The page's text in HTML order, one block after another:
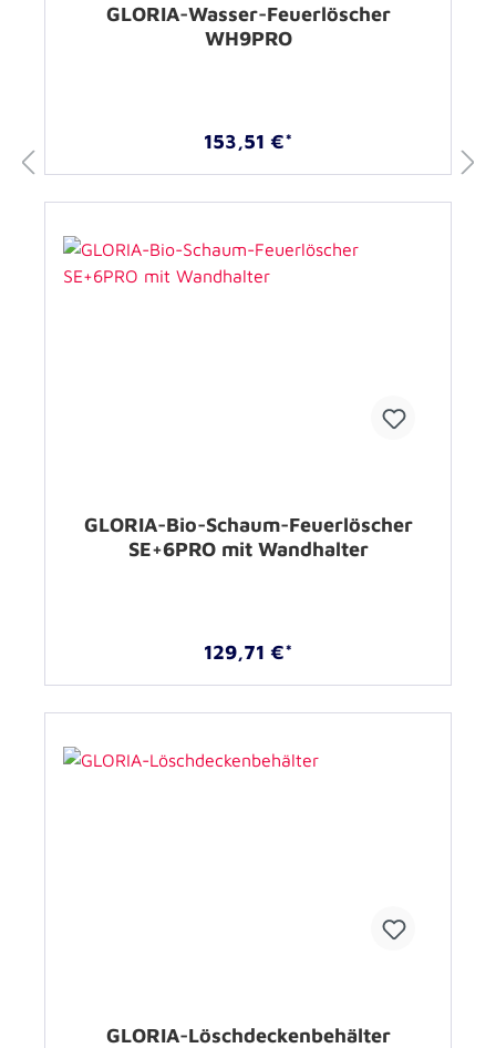
GLORIA-Wasser-Feuerlöscher
WH9PRO
153,51 €*
GLORIA-Bio-Schaum-Feuerlöscher
SE+6PRO mit Wandhalter
129,71 €*
GLORIA-Löschdeckenbehälter